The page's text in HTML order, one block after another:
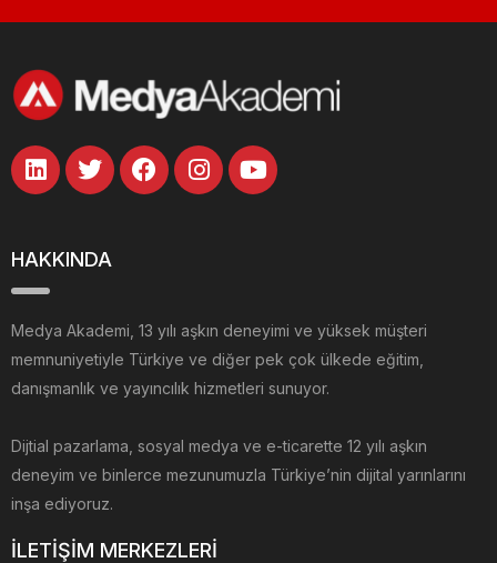
HAKKINDA
Medya Akademi, 13 yılı aşkın deneyimi ve yüksek müşteri
memnuniyetiyle Türkiye ve diğer pek çok ülkede eğitim,
danışmanlık ve yayıncılık hizmetleri sunuyor.
Dijtial pazarlama, sosyal medya ve e-ticarette 12 yılı aşkın
deneyim ve binlerce mezunumuzla Türkiye’nin dijital yarınlarını
inşa ediyoruz.
İLETİŞİM MERKEZLERİ